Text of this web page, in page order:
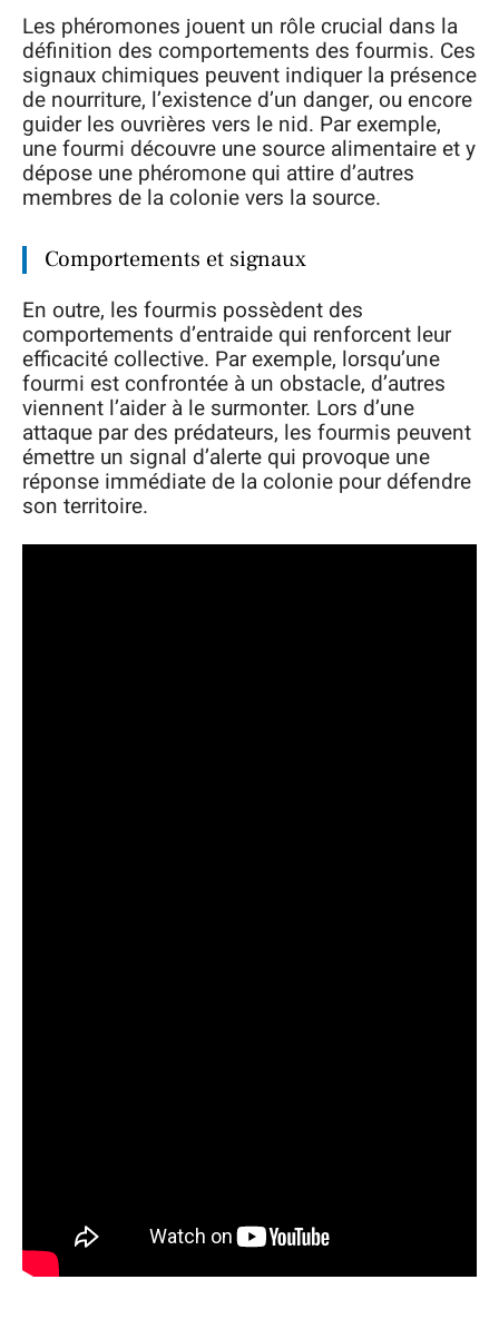
Les phéromones jouent un rôle crucial dans la
définition des comportements des fourmis. Ces
signaux chimiques peuvent indiquer la présence
de nourriture, l’existence d’un danger, ou encore
guider les ouvrières vers le nid. Par exemple,
une fourmi découvre une source alimentaire et y
dépose une phéromone qui attire d’autres
membres de la colonie vers la source.
Comportements et signaux
En outre, les fourmis possèdent des
comportements d’entraide qui renforcent leur
efficacité collective. Par exemple, lorsqu’une
fourmi est confrontée à un obstacle, d’autres
viennent l’aider à le surmonter. Lors d’une
attaque par des prédateurs, les fourmis peuvent
émettre un signal d’alerte qui provoque une
réponse immédiate de la colonie pour défendre
son territoire.